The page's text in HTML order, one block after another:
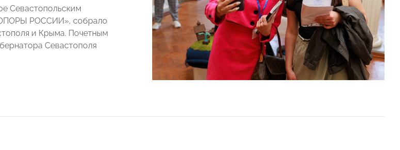
Севастопольским
РОССИИ», собрало
и Крыма. Почетным
Севастополя